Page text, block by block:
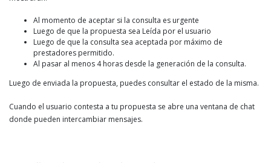
Al momento de aceptar si la consulta es urgente
Luego de que la propuesta sea Leída por el usuario
Luego de que la consulta sea aceptada por máximo de
prestadores permitido.
Al pasar al menos 4 horas desde la generación de la consulta.
Luego de enviada la propuesta, puedes consultar el estado de la misma.
Cuando el usuario contesta a tu propuesta se abre una ventana de chat
donde pueden intercambiar mensajes.